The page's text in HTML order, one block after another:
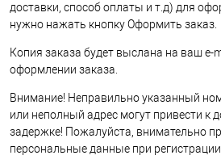
доставки, способ оплаты и т.д) для
нужно нажать кнопку Оформить заказ.
Копия заказа будет выслана на ваш e-
оформлении заказа.
Внимание! Неправильно указанный
или неполный адрес могут привести к
задержке! Пожалуйста, внимательно
персональные данные при